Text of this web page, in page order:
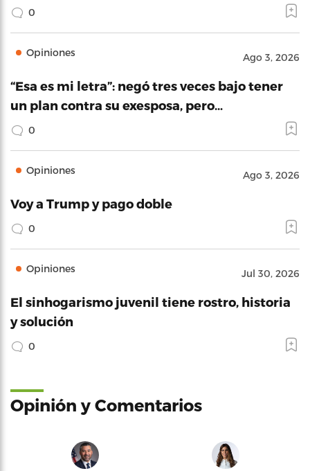
0
Opiniones Ago 3, 2026
“Esa es mi letra”: negó tres veces bajo tener
un plan contra su exesposa, pero…
0
Opiniones Ago 3, 2026
Voy a Trump y pago doble
0
Opiniones Jul 30, 2026
El sinhogarismo juvenil tiene rostro, historia
y solución
0
Opinión y Comentarios